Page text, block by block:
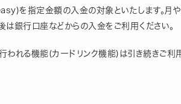
を指定金額の入金の対象といたします。月や
銀行口座などからの入金をご利用ください。
れる機能(カードリンク機能)は引き続きご利